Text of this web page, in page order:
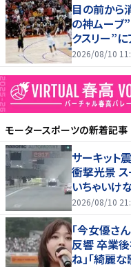
目の前から
の神ムーブ
クスリー”
2026/08/10
モータースポーツの新着記事
サーキット
衝撃光景 ス
いちゃいけ
2026/08/10
「今女優さ
反響 卒業
ね」「綺麗な